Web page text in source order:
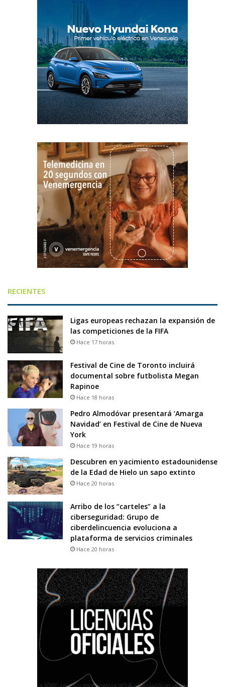
RECIENTES
Ligas europeas rechazan la expansión de
las competiciones de la FIFA
Hace 17 horas
Festival de Cine de Toronto incluirá
documental sobre futbolista Megan
Rapinoe
Hace 18 horas
Pedro Almodóvar presentará ‘Amarga
Navidad’ en Festival de Cine de Nueva
York
Hace 19 horas
Descubren en yacimiento estadounidense
de la Edad de Hielo un sapo extinto
Hace 20 horas
Arribo de los “carteles” a la
ciberseguridad: Grupo de
ciberdelincuencia evoluciona a
plataforma de servicios criminales
Hace 20 horas